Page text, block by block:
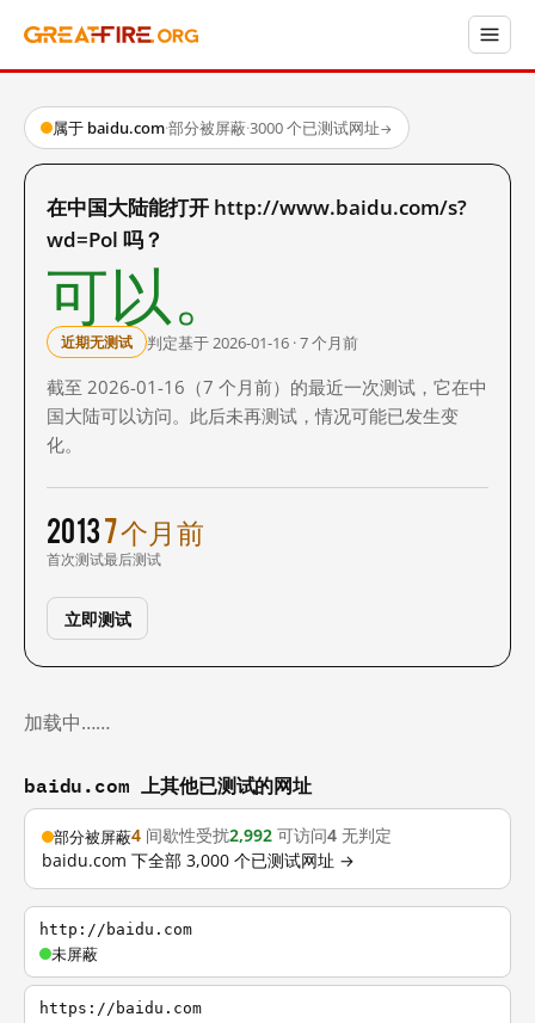
属于 baidu.com·部分被屏蔽·3000 个已测试网址→
在中国大陆能打开 http://www.baidu.com/s?
wd=Pol 吗？
可以。
近期无测试 判定基于 2026-01-16 · 7 个月前
截至 2026-01-16（7 个月前）的最近一次测试，它在中
国大陆可以访问。此后未再测试，情况可能已发生变
化。
2013
首次测试
7 个月前
最后测试
立即测试
加载中……
baidu.com 上其他已测试的网址
部分被屏蔽4 间歇性受扰2,992 可访问4 无判定
baidu.com 下全部 3,000 个已测试网址 →
http://baidu.com
未屏蔽
https://baidu.com